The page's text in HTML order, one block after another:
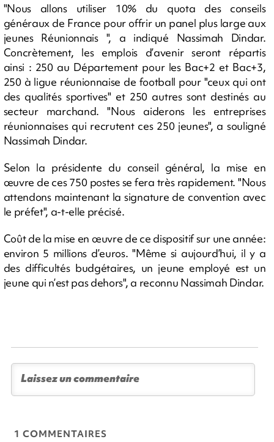
"Nous allons utiliser 10% du quota des conseils
généraux de France pour offrir un panel plus large aux
jeunes Réunionnais ", a indiqué Nassimah Dindar.
Concrètement, les emplois d’avenir seront répartis
ainsi : 250 au Département pour les Bac+2 et Bac+3,
250 à ligue réunionnaise de football pour "ceux qui ont
des qualités sportives" et 250 autres sont destinés au
secteur marchand. "Nous aiderons les entreprises
réunionnaises qui recrutent ces 250 jeunes", a souligné
Nassimah Dindar.
Selon la présidente du conseil général, la mise en
œuvre de ces 750 postes se fera très rapidement. "Nous
attendons maintenant la signature de convention avec
le préfet", a-t-elle précisé.
Coût de la mise en œuvre de ce dispositif sur une année:
environ 5 millions d’euros. "Même si aujourd’hui, il y a
des difficultés budgétaires, un jeune employé est un
jeune qui n’est pas dehors", a reconnu Nassimah Dindar.
1 COMMENTAIRES